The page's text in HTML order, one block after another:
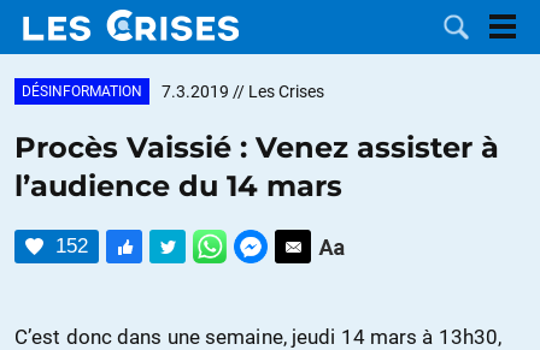
DOSSIERS
CATÉGORIES
MOTS CLÉS
DÉSINFORMATION 7.3.2019 // Les Crises
Procès Vaissié : Venez assister à
l’audience du 14 mars
152
C’est donc dans une semaine, jeudi 14 mars à 13h30,